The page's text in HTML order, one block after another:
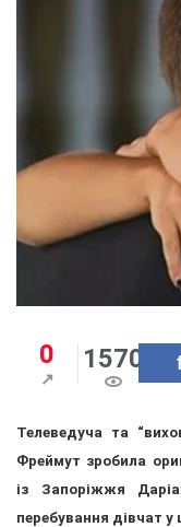
0 1570
Телеведуча та
Фреймут зробила
із Запоріжжя
перебування дівчат у